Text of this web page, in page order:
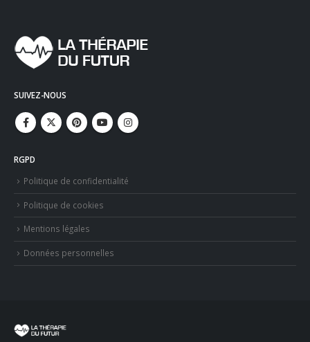
SUIVEZ-NOUS
RGPD
Politique de confidentialité
Politique de cookies
Mentions légales
Données personnelles